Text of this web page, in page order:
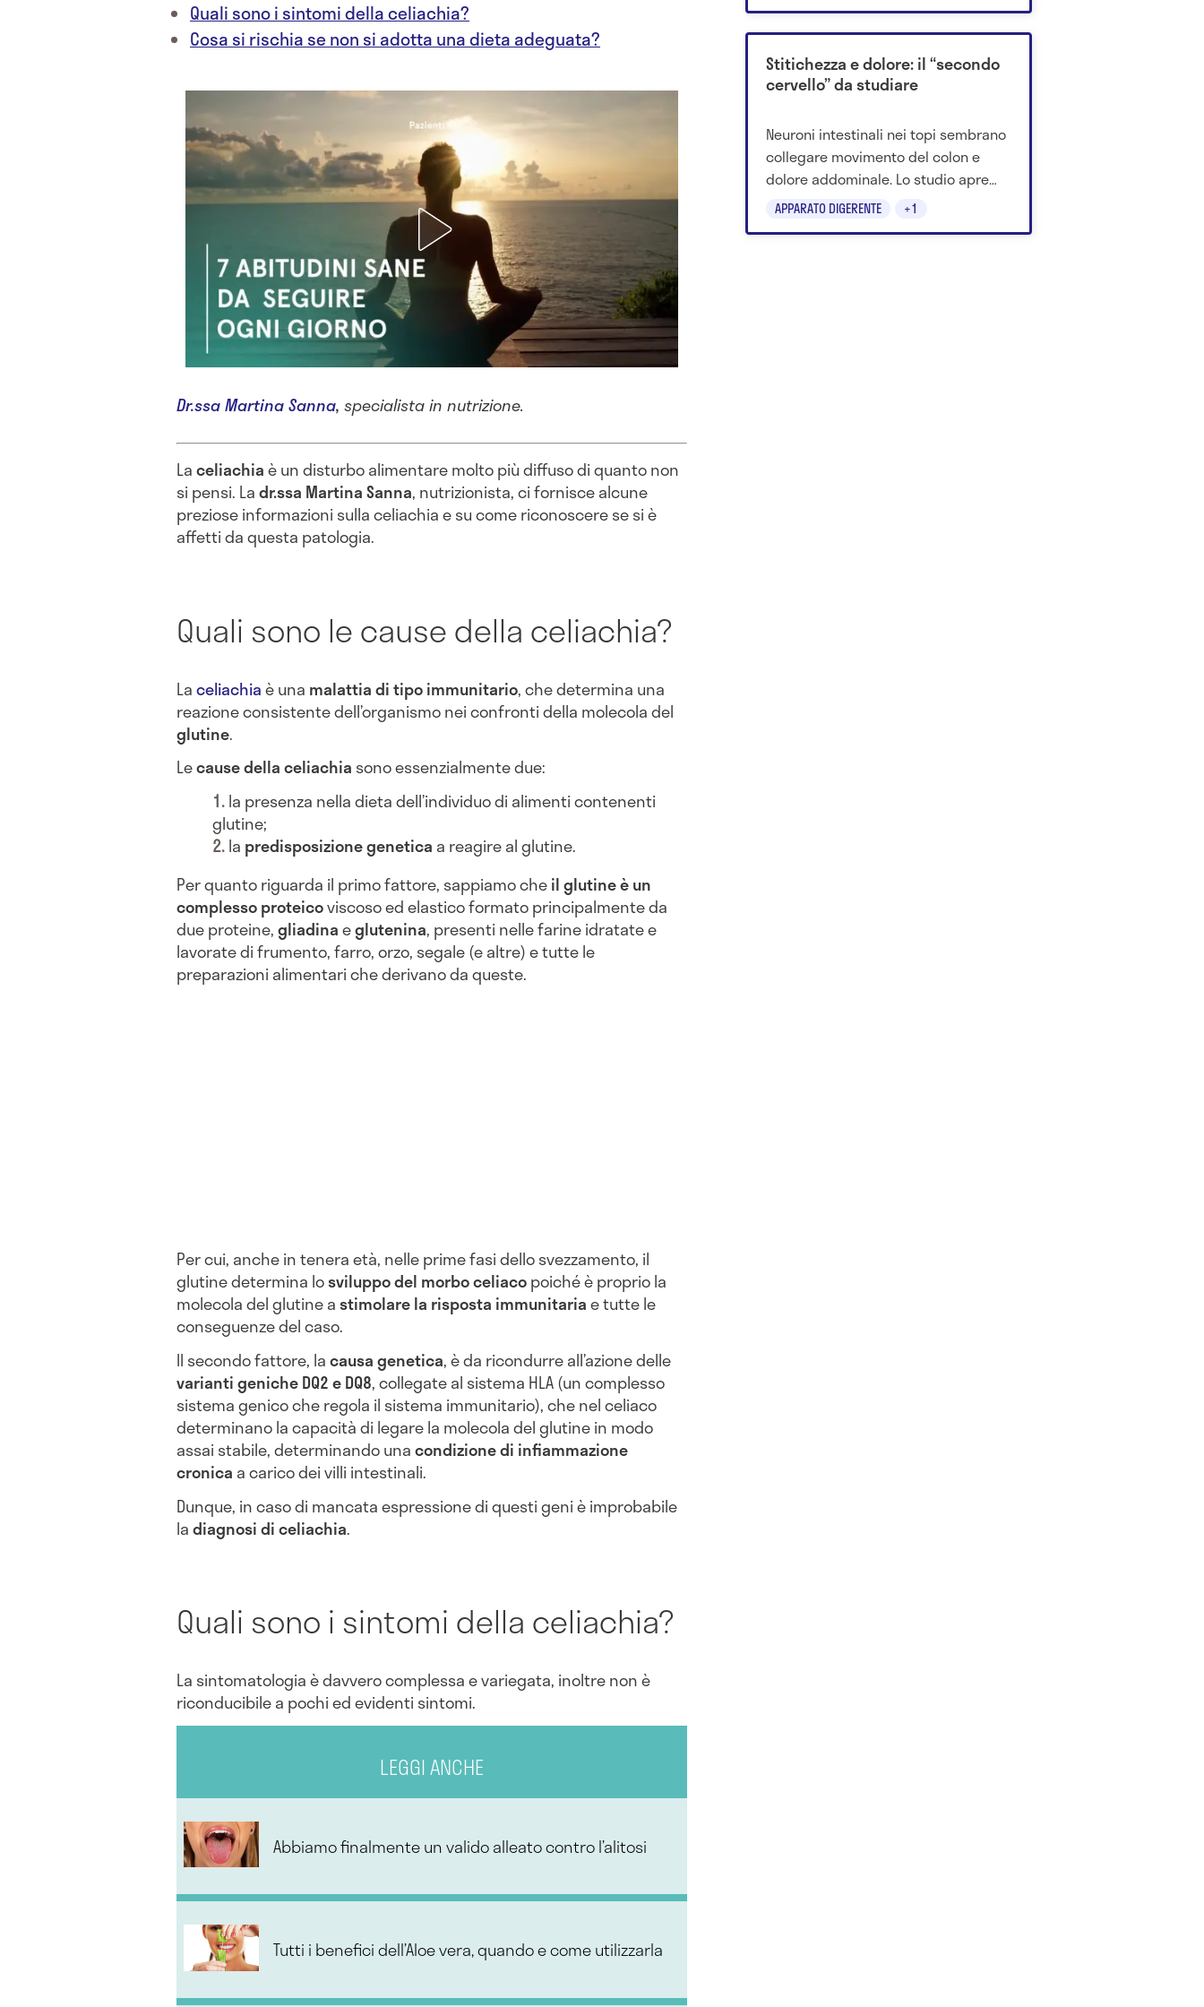
Quali sono i sintomi della celiachia?
Cosa si rischia se non si adotta una dieta adeguata?
Dr.ssa Martina Sanna, specialista in nutrizione.
Laceliachiaè un disturbo alimentare molto più diffuso di quanto non
si pensi. Ladr.ssa Martina Sanna, nutrizionista, ci fornisce alcune
preziose informazioni sulla celiachia e su come riconoscere se si è
affetti da questa patologia.
Quali sono le cause della celiachia?
Laceliachiaè una malattia di tipo immunitario, che determina una
reazione consistente dell’organismo nei confronti della molecola del
glutine.
Lecause della celiachia sono essenzialmente due:
la presenza nella dieta dell’individuo di alimenti contenenti
glutine;
la predisposizione genetica a reagire al glutine.
Per quanto riguarda il primo fattore, sappiamo cheil glutine è un
complesso proteicoviscoso ed elastico formato principalmente da
due proteine,gliadinaeglutenina, presenti nelle farine idratate e
lavorate di frumento, farro, orzo, segale (e altre) e tutte le
preparazioni alimentari che derivano da queste.
Per cui, anche in tenera età, nelle prime fasi dello svezzamento, il
glutine determina losviluppo del morbo celiacopoiché è proprio la
molecola del glutine astimolare la risposta immunitariae tutte le
conseguenze del caso.
Il secondo fattore, lacausa genetica, è da ricondurre all’azione delle
varianti geniche DQ2 e DQ8, collegate al sistema HLA (un complesso
sistema genico che regola il sistema immunitario), che nel celiaco
determinano la capacità di legare la molecola del glutine in modo
assai stabile, determinando unacondizione di infiammazione
cronica a carico dei villi intestinali.
Dunque, in caso di mancata espressione di questi geni è improbabile
ladiagnosi di celiachia.
Quali sono i sintomi della celiachia?
La sintomatologia è davvero complessa e variegata, inoltre non è
riconducibile a pochi ed evidenti sintomi.
LEGGI ANCHE
Abbiamo finalmente un valido alleato contro l’alitosi
Tutti i benefici dell’Aloe vera, quando e come utilizzarla
APPARATO DIGERENTE +1
Stitichezza e dolore: il “secondo
cervello” da studiare
Neuroni intestinali nei topi sembrano
collegare movimento del colon e
dolore addominale. Lo studio apre
nuove ipotesi, ma servono conferme.